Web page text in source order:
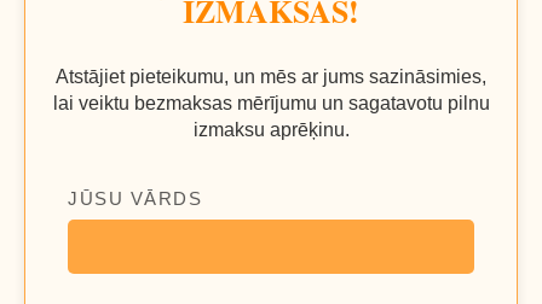
IZMAKSAS!
Atstājiet pieteikumu, un mēs ar jums sazināsimies,
lai veiktu bezmaksas mērījumu un sagatavotu pilnu
izmaksu aprēķinu.
JŪSU VĀRDS